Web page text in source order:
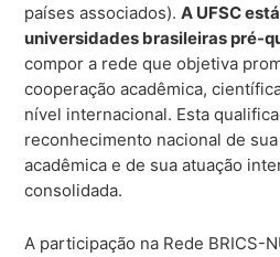
países associados).A UFSC
universidades brasileiras pré-
compor a rede que objetiva
cooperação acadêmica,
nível internacional. Esta
reconhecimento nacional de
acadêmica e de sua atuação
consolidada.
A participação na Rede BRICS-